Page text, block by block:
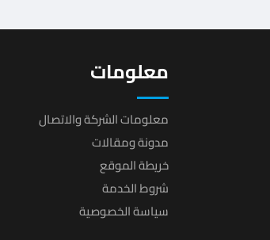
معلومات
معلومات الشركة والاتصال
مدونة ومقالات
خريطة الموقع
شروط الخدمة
سياسة الخصوصية